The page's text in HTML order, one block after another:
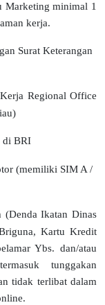
Marketing minimal 1
kerja.
Surat Keterangan
Regional Office
di BRI
(memiliki SIM A /
Ikatan Dinas
Kartu Kredit
Ybs. dan/atau
tunggakan
tidak terlibat dalam